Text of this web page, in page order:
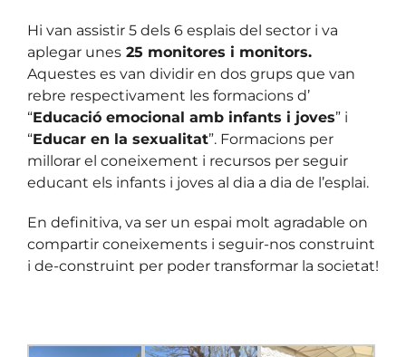
Hi van assistir 5 dels 6 esplais del sector i va
aplegar unes 25 monitores i monitors.
Aquestes es van dividir en dos grups que van
rebre respectivament les formacions d’
“Educació emocional amb infants i joves” i
“Educar en la sexualitat”. Formacions per
millorar el coneixement i recursos per seguir
educant els infants i joves al dia a dia de l’esplai.
En definitiva, va ser un espai molt agradable on
compartir coneixements i seguir-nos construint
i de-construint per poder transformar la societat!